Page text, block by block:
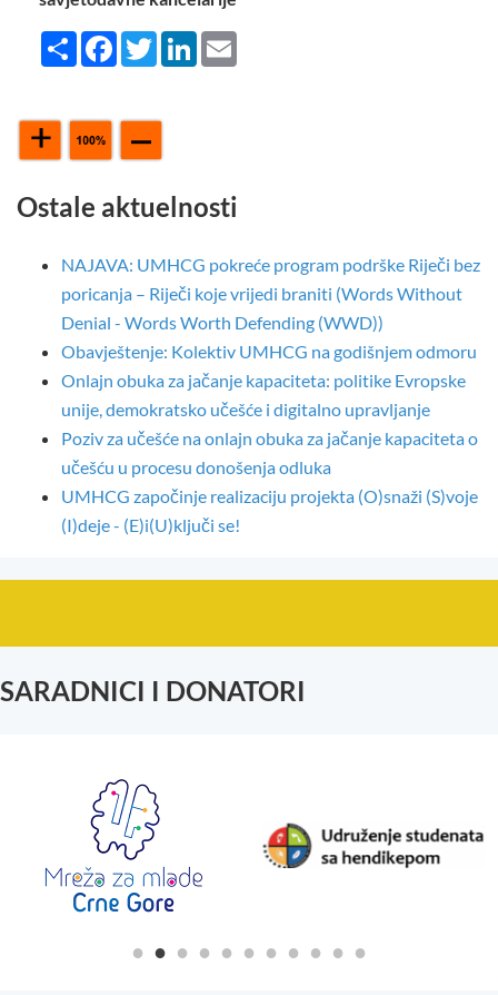
Share FacebookTwitterLinkedIn
Ostale aktuelnosti
NAJAVA: UMHCG pokreće program podrške Riječi bez
poricanja – Riječi koje vrijedi braniti (Words Without
Denial - Words Worth Defending (WWD))
Obavještenje: Kolektiv UMHCG na godišnjem odmoru
Onlajn obuka za jačanje kapaciteta: politike Evropske
unije, demokratsko učešće i digitalno upravljanje
Poziv za učešće na onlajn obuka za jačanje kapaciteta o
učešću u procesu donošenja odluka
UMHCG započinje realizaciju projekta (O)snaži (S)voje
(I)deje - (E)i(U)ključi se!
SARADNICI I DONATORI